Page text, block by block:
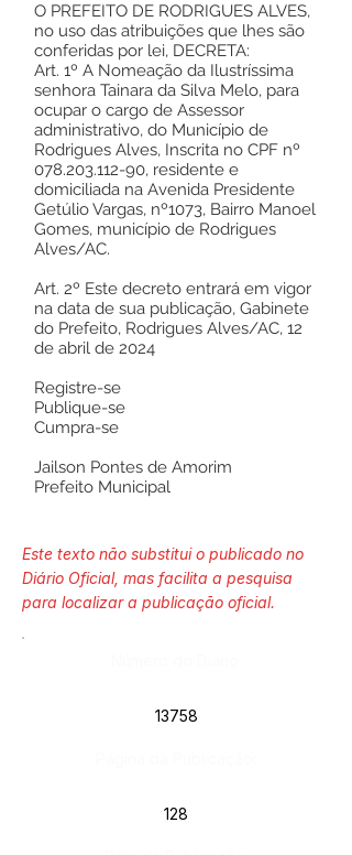
O PREFEITO DE RODRIGUES ALVES,
no uso das atribuições que lhes são
conferidas por lei, DECRETA:
Art. 1º A Nomeação da Ilustríssima
senhora Tainara da Silva Melo, para
ocupar o cargo de Assessor
administrativo, do Município de
Rodrigues Alves, Inscrita no CPF nº
078.203.112-90, residente e
domiciliada na Avenida Presidente
Getúlio Vargas, nº1073, Bairro Manoel
Gomes, município de Rodrigues
Alves/AC.
Art. 2º Este decreto entrará em vigor
na data de sua publicação, Gabinete
do Prefeito, Rodrigues Alves/AC, 12
de abril de 2024
Registre-se
Publique-se
Cumpra-se
Jailson Pontes de Amorim
Prefeito Municipal
Este texto não substitui o publicado no
Diário Oficial, mas facilita a pesquisa
para localizar a publicação oficial.
13758
128